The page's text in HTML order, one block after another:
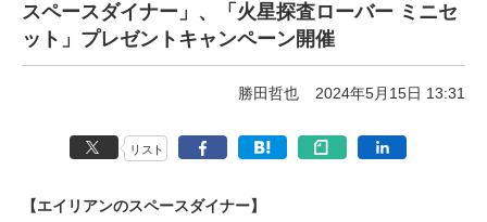
スペースダイナー」、「火星探査ローバー ミニセ
ット」プレゼントキャンペーン開催
勝田哲也 2024年5月15日 13:31
リスト
【エイリアンのスペースダイナー】